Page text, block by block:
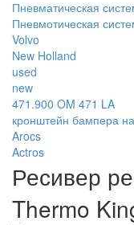
Пневматическая
Пневмотическая
Volvo
New Holland
used
new
471.900 OM 471 LA
кронштейн бампера
Arocs
Actros
Ресивер
Thermo